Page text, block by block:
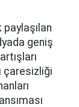
geniş
çaresizliği